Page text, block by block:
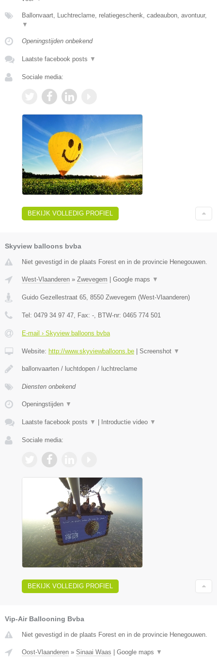
Ballonvaart, Luchtreclame, relatiegeschenk, cadeaubon, avontuur,
▼
Openingstijden onbekend
Laatste facebook posts ▼
Sociale media:
BEKIJK VOLLEDIG PROFIEL
Skyview balloons bvba
Niet gevestigd in de plaats Forest en in de provincie Henegouwen.
West-Vlaanderen » Zwevegem | Google maps ▼
Guido Gezellestraat 65 8550 Zwevegem (West-Vlaanderen)
Tel: 0479 34 97 47 , Fax: - , BTW-nr: 0465 774 501
E-mail › Skyview balloons bvba
Website: http://www.skyviewballoons.be | Screenshot ▼
ballonvaarten / luchtdopen / luchtreclame
Diensten onbekend
Openingstijden ▼
Laatste facebook posts ▼ | Introductie video ▼
Sociale media:
BEKIJK VOLLEDIG PROFIEL
Vip-Air Ballooning Bvba
Niet gevestigd in de plaats Forest en in de provincie Henegouwen.
Oost-Vlaanderen » Sinaai Waas Google maps ▼